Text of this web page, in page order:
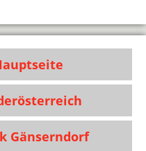
Gänserndorf